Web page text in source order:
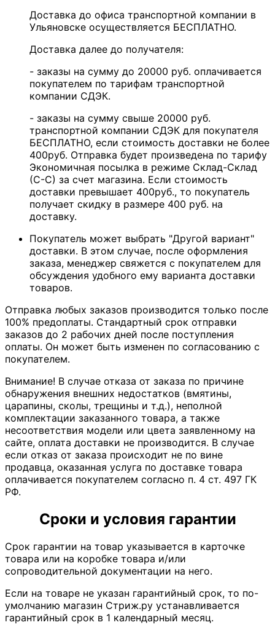
Доставка до офиса транспортной компании в
Ульяновске осуществляется БЕСПЛАТНО.
Доставка далее до получателя:
- заказы на сумму до 20000 руб. оплачивается
покупателем по тарифам транспортной
компании СДЭК.
- заказы на сумму свыше 20000 руб.
транспортной компании СДЭК для покупателя
БЕСПЛАТНО, если стоимость доставки не более
400руб. Отправка будет произведена по тарифу
Экономичная посылка в режиме Склад-Склад
(С-С) за счет магазина. Если стоимость
доставки превышает 400руб., то покупатель
получает скидку в размере 400 руб. на
доставку.
Покупатель может выбрать "Другой вариант"
доставки. В этом случае, после оформления
заказа, менеджер свяжется с покупателем для
обсуждения удобного ему варианта доставки
товаров.
Отправка любых заказов производится только после
100% предоплаты. Стандартный срок отправки
заказов до 2 рабочих дней после поступления
оплаты. Он может быть изменен по согласованию с
покупателем.
Внимание! В случае отказа от заказа по причине
обнаружения внешних недостатков (вмятины,
царапины, сколы, трещины и т.д.), неполной
комплектации заказанного товара, а также
несоответствия модели или цвета заявленному на
сайте, оплата доставки не производится. В случае
если отказ от заказа происходит не по вине
продавца, оказанная услуга по доставке товара
оплачивается покупателем согласно п. 4 ст. 497 ГК
РФ.
Сроки и условия гарантии
Срок гарантии на товар указывается в карточке
товара или на коробке товара и/или
сопроводительной документации на него.
Если на товаре не указан гарантийный срок, то по-
умолчанию магазин Стриж.ру устанавливается
гарантийный срок в 1 календарный месяц.